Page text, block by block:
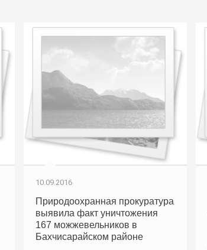
10.09.2016
Природоохранная прокуратура
выявила факт уничтожения
167 можжевельников в
Бахчисарайском районе